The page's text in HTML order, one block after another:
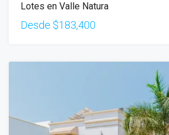
Lotes en Valle Natura
Desde $183,400